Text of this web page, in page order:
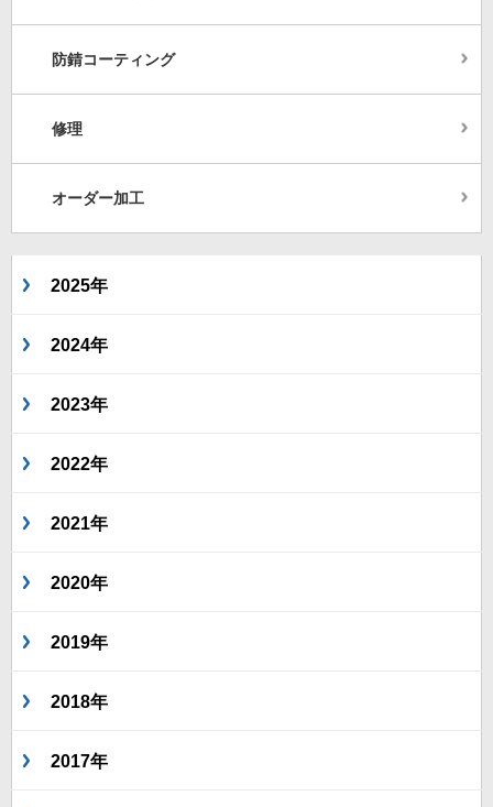
防錆コーティング
修理
オーダー加工
2025年
2024年
2023年
2022年
2021年
2020年
2019年
2018年
2017年